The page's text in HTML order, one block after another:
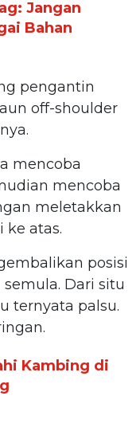
Jangan
Bahan
pengantin
off-shoulder
mencoba
mencoba
meletakkan
atas.
posisi
Dari situ
ternyata palsu.
Kambing di